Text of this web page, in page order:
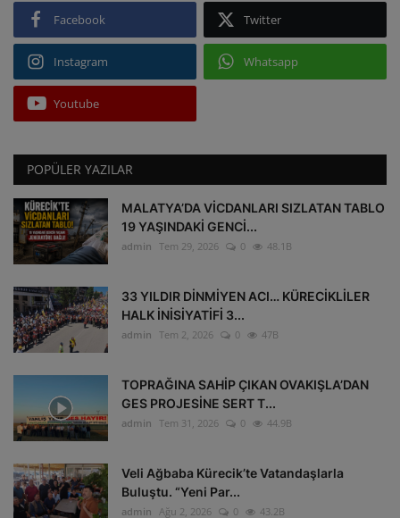
Facebook Twitter
Instagram Whatsapp
Youtube
POPÜLER YAZILAR
MALATYA’DA VİCDANLARI SIZLATAN TABLO
19 YAŞINDAKİ GENCİ...
admin Tem 29, 2026 0 48.1B
33 YILDIR DİNMİYEN ACI… KÜRECİKLİLER
HALK İNİSİYATİFİ 3...
admin Tem 2, 2026 0 47B
TOPRAĞINA SAHİP ÇIKAN OVAKIŞLA’DAN
GES PROJESİNE SERT T...
admin Tem 31, 2026 0 44.9B
Veli Ağbaba Kürecik’te Vatandaşlarla
Buluştu. “Yeni Par...
admin Ağu 2, 2026 0 43.2B